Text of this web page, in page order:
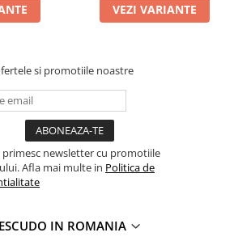
VEZI VARIANTE
si promotiile noastre
primesc newsletter cu promotiile
Afla mai multe in Politica de
ESCUDO IN ROMANIA